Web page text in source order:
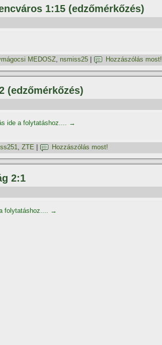
1:15 (edzőmérkőzés)
MEDOSZ, nsmiss25 Hozzászólás most!
(edzőmérkőzés)
ide a folytatáshoz.... →
, ZTE Hozzászólás most!
2:1
folytatáshoz.... →